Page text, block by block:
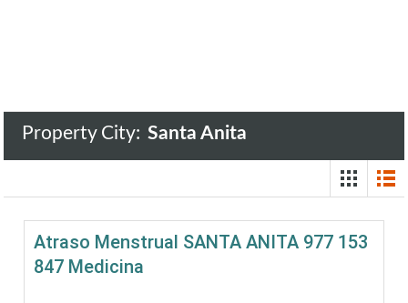
Property City: Santa Anita
Atraso Menstrual SANTA ANITA 977 153
847 Medicina